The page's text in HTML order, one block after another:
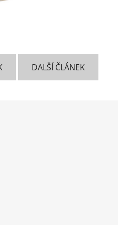
DALŠÍ ČLÁNEK